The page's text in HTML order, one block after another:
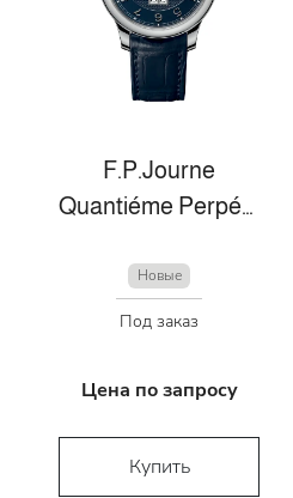
F.P.Journe
Quantiéme Perpétuel
Новые
Под заказ
Цена по запросу
Купить